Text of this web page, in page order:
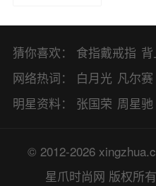
猜你喜欢： 食指戴戒指
避暑胜地
网络热词：
白月光 凡尔赛
凤雏 二次元
胺 SP OC
佛系 喜当爹
明星资料：
张国荣 周星驰
谭松韵 唐嫣
妮 林更新 刘
© 2012-2026
星爪时尚网 版权所有